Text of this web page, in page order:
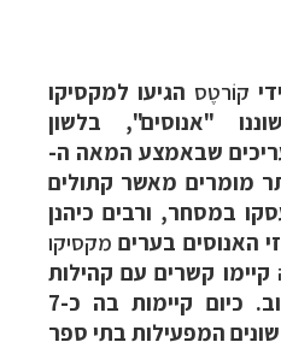
קוֹרטֶס הגיעו למקסיקו
"אנוסים", בלשון
שבאמצע המאה ה-
מומרים מאשר קתולים
במסחר, ורבים כיהנן
האנוסים בערים מקסיקו
קיימו קשרים עם קהילות
באירופה ובמזרח הקרוב. כיום קיימות בה כ-7
שונים המפעילות בתי ספר